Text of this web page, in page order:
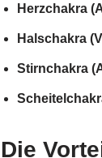
Herzchakra
Halschakra
Stirnchakra
Die